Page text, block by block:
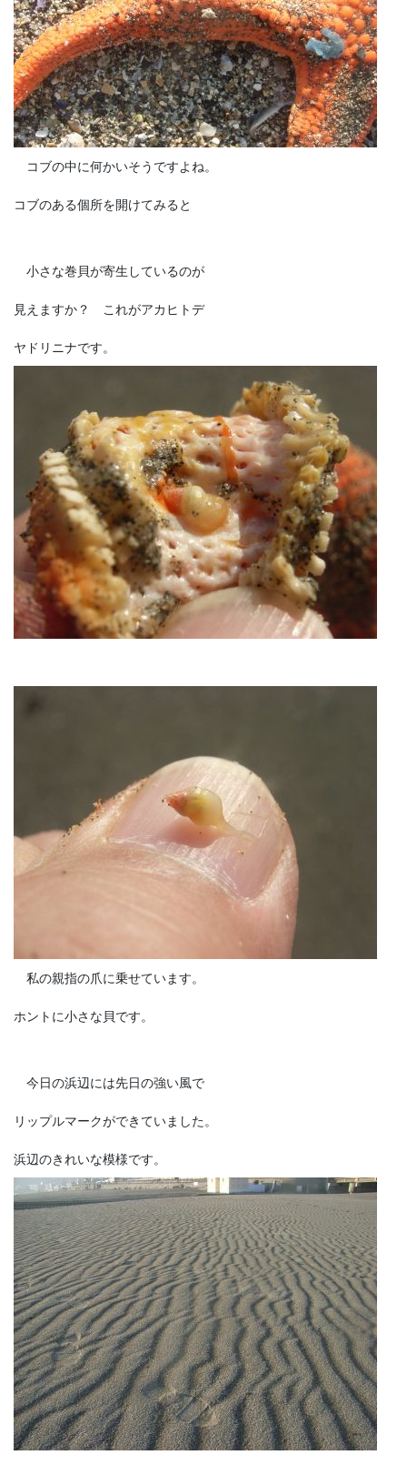
コブの中に何かいそうですよね。
コブのある個所を開けてみると
小さな巻貝が寄生しているのが
見えますか？ これがアカヒトデ
ヤドリニナです。
私の親指の爪に乗せています。
ホントに小さな貝です。
今日の浜辺には先日の強い風で
リップルマークができていました。
浜辺のきれいな模様です。